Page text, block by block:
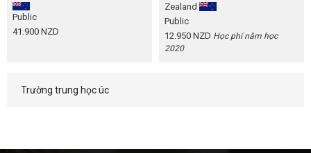
Public
41.900 NZD
Zealand
Public
12.950 NZD Học phí năm học
2020
Trường trung học úc